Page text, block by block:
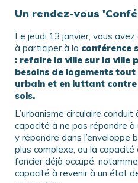
Un rendez-vous
Le jeudi 13 janvier, vous
à participer à la conférence
: refaire la ville sur la ville
besoins de logements
urbain et en luttant
sols.
L’urbanisme circulaire conduit
capacité à ne pas répondre à
y répondre dans l’enveloppe
plus complexe, ou la
foncier déjà occupé,
capacité à revenir à un état